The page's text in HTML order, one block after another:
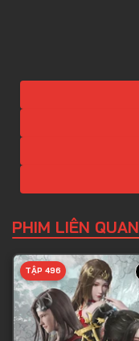
PHIM LIÊN QUAN
TẬP 496